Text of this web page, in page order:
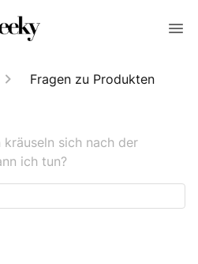
Fragen zu Produkten
kräuseln sich nach der
ich tun?